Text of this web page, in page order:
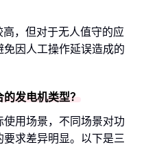
高，但对于无人值守的应
因人工操作延误造成的
发电机类型？
用场景，不同场景对功
求差异明显。以下是三